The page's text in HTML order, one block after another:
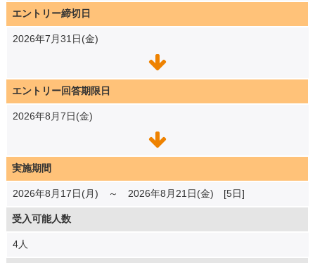
エントリー締切日
2026年7月31日(金)
エントリー回答期限日
2026年8月7日(金)
実施期間
2026年8月17日(月) ～ 2026年8月21日(金) [5日]
受入可能人数
4人